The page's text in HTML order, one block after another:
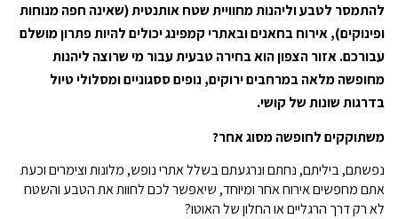
להתמסר לטבע וליהנות מחוויית שטח אותנטית (שאינה חפה מנוחות
ופינוקים), אירוח בחאנים ובאתרי קמפינג יכולים להיות פתרון מושלם
עבורכם. אזור הצפון הוא בחירה טבעית עבור מי שרוצה ליהנות
מחופשה מלאה במרחבים ירוקים, נופים ססגוניים ומסלולי טיול
בדרגות שונות של קושי.
משתוקקים לחופשה מסוג אחר?
נפשתם, ביליתם, נחתם ונרגעתם בשלל אתרי נופש, מלונות וצימרים וכעת
אתם מחפשים אירוח אחר ומיוחד, שיאפשר לכם לחוות את הטבע והשטח
לא רק דרך הרגליים או החלון של האוטו?